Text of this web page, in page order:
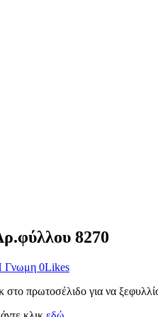
8270
Γνωμη 0Likes
στο πρωτοσέλιδο για να